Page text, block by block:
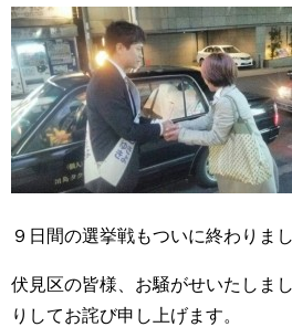
９日間の選挙戦もついに終わりまし
伏見区の皆様、お騒がせいたしま
りしてお詫び申し上げます。